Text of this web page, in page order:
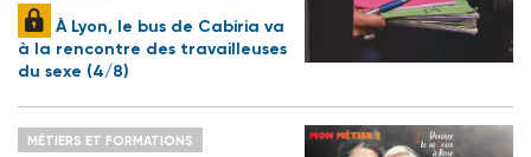
À Lyon, le bus de Cabiria va
à la rencontre des travailleuses
du sexe (4/8)
MÉTIERS ET FORMATIONS